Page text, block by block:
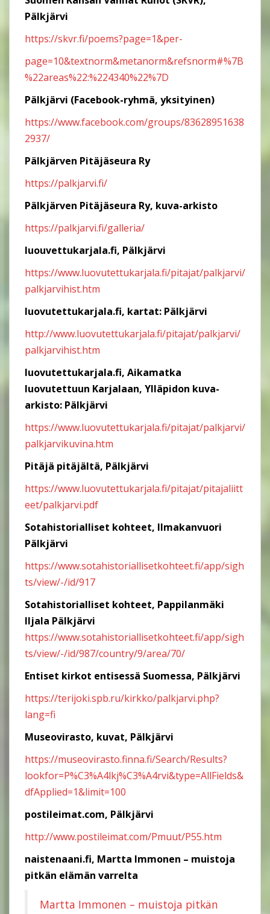
Pälkjärvi
https://skvr.fi/poems?page=1&per-
page=10&textnorm&metanorm&refsnorm#%7B
%22areas%22:%224340%22%7D
Pälkjärvi (Facebook-ryhmä, yksityinen)
https://www.facebook.com/groups/83628951638
2937/
Pälkjärven Pitäjäseura Ry
https://palkjarvi.fi/
Pälkjärven Pitäjäseura Ry, kuva-arkisto
https://palkjarvi.fi/galleria/
luouvettukarjala.fi, Pälkjärvi
https://www.luovutettukarjala.fi/pitajat/palkjarvi/
palkjarvihist.htm
luovutettukarjala.fi, kartat: Pälkjärvi
http://www.luovutettukarjala.fi/pitajat/palkjarvi/
palkjarvihist.htm
luovutettukarjala.fi, Aikamatka
luovutettuun Karjalaan, Ylläpidon kuva-
arkisto: Pälkjärvi
https://www.luovutettukarjala.fi/pitajat/palkjarvi/
palkjarvikuvina.htm
Pitäjä pitäjältä, Pälkjärvi
https://www.luovutettukarjala.fi/pitajat/pitajaliitt
eet/palkjarvi.pdf
Sotahistorialliset kohteet, Ilmakanvuori
Pälkjärvi
https://www.sotahistoriallisetkohteet.fi/app/sigh
ts/view/-/id/917
Sotahistorialliset kohteet, Pappilanmäki
Iljala Pälkjärvi
https://www.sotahistoriallisetkohteet.fi/app/sigh
ts/view/-/id/987/country/9/area/70/
Entiset kirkot entisessä Suomessa, Pälkjärvi
https://terijoki.spb.ru/kirkko/palkjarvi.php?
lang=fi
Museovirasto, kuvat, Pälkjärvi
https://museovirasto.finna.fi/Search/Results?
lookfor=P%C3%A4lkj%C3%A4rvi&type=AllFields&
dfApplied=1&limit=100
postileimat.com, Pälkjärvi
http://www.postileimat.com/Pmuut/P55.htm
naistenaani.fi, Martta Immonen – muistoja
pitkän elämän varrelta
Martta Immonen – muistoja pitkän